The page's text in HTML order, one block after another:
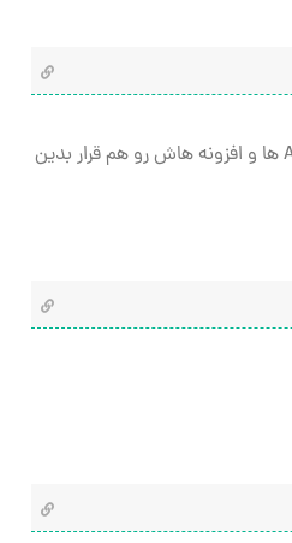
سلام. اگر پکیج کامل Add-on ها و افزونه هاش رو هم قرار بدین